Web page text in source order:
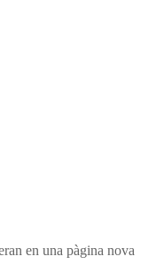
en una pàgina nova